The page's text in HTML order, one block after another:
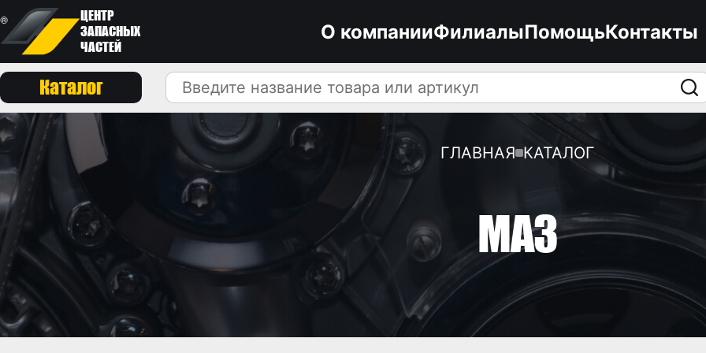
ЦЕНТР
ЗАПАСНЫХ
ЧАСТЕЙ
О компанииФилиалыПомощьКонтакты
Каталог
ГЛАВНАЯ КАТАЛОГ
МАЗ